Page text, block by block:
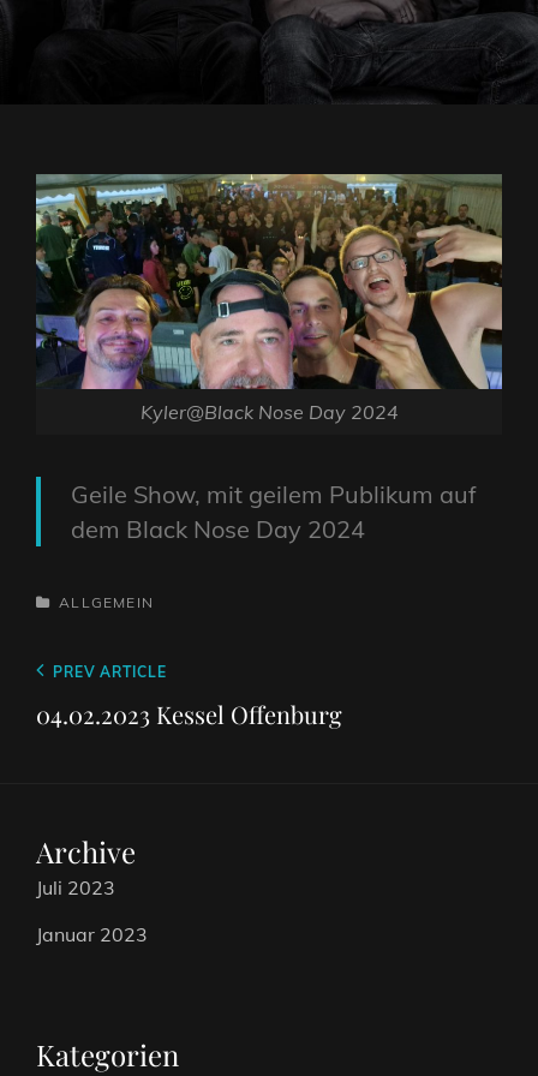
Kyler@Black Nose Day 2024
Geile Show, mit geilem Publikum auf
dem Black Nose Day 2024
CATEGORIES
ALLGEMEIN
Beitragsnavigation
Previous
PREV ARTICLE
04.02.2023 Kessel Offenburg
Archive
Juli 2023
Januar 2023
Kategorien